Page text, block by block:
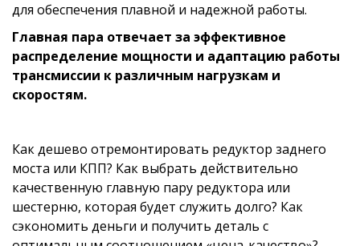
для обеспечения плавной и надежной работы.
Главная пара отвечает за эффективное
распределение мощности и адаптацию работы
трансмиссии к различным нагрузкам и
скоростям.
Как дешево отремонтировать редуктор заднего
моста или КПП? Как выбрать действительно
качественную главную пару редуктора или
шестерню, которая будет служить долго? Как
сэкономить деньги и получить деталь с